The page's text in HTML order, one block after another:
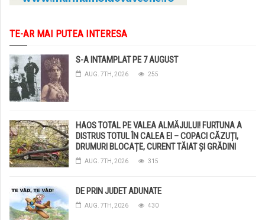
TE-AR MAI PUTEA INTERESA
S-A INTAMPLAT PE 7 AUGUST
AUG. 7TH, 2026 255
HAOS TOTAL PE VALEA ALMĂJULUI! FURTUNA A
DISTRUS TOTUL ÎN CALEA EI – COPACI CĂZUȚI,
DRUMURI BLOCAȚE, CURENT TĂIAT ȘI GRĂDINI
DISTRUSE DE GRINDINĂ!
AUG. 7TH, 2026 315
DE PRIN JUDET ADUNATE
AUG. 7TH, 2026 430